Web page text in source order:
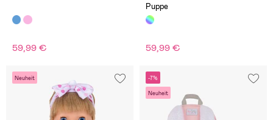
59,99 €
Puppe
59,99 €
Neuheit -7%
Neuheit